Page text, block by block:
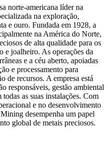
norte-americana líder na
na exploração,
e ouro. Fundada em 1928, a
na América do Norte,
de alta qualidade para os
e joalheiro. As operações da
e a céu aberto, apoiadas
e processamento para
de recursos. A empresa está
responsáveis, gestão ambiental
as suas instalações. Com
e no desenvolvimento
desempenha um papel
global de metais preciosos.